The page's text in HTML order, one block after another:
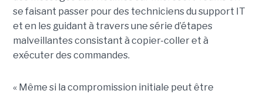
se faisant passer pour des techniciens du support IT
et en les guidant à travers une série d’étapes
malveillantes consistant à copier-coller et à
exécuter des commandes.
« Même si la compromission initiale peut être